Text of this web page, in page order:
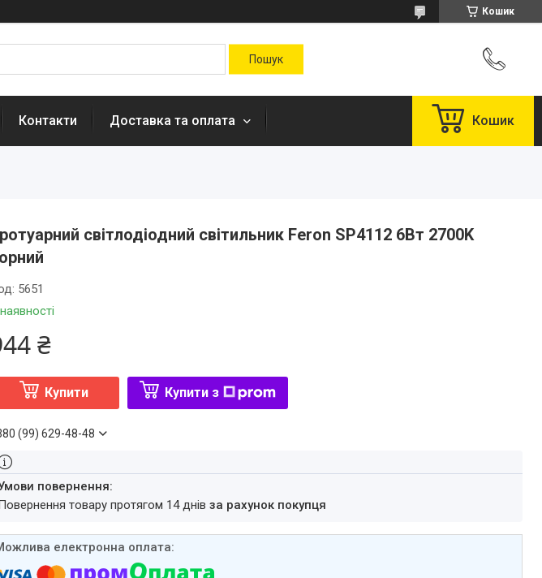
Кошик
Контакти Доставка та оплата Кошик
світлодіодний світильник Feron SP4112 6Вт 2700K
5651
₴
Купити Купити з
(99) 629-48-48
повернення товару протягом 14 днів за рахунок покупця